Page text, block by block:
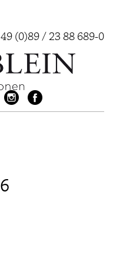
(0)89 / 23 88 689-0